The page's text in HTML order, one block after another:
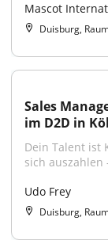
Mascot
Duisburg,
Sales
im D2D in
Dein Talent ist
sich auszahlen
Udo Frey
Duisburg,